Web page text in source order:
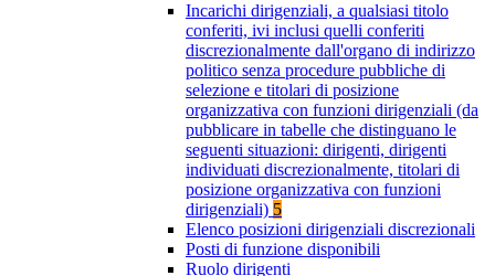
Incarichi dirigenziali, a qualsiasi titolo
conferiti, ivi inclusi quelli conferiti
discrezionalmente dall'organo di indirizzo
politico senza procedure pubbliche di
selezione e titolari di posizione
organizzativa con funzioni dirigenziali (da
pubblicare in tabelle che distinguano le
seguenti situazioni: dirigenti, dirigenti
individuati discrezionalmente, titolari di
posizione organizzativa con funzioni
dirigenziali) 5
Elenco posizioni dirigenziali discrezionali
Posti di funzione disponibili
Ruolo dirigenti